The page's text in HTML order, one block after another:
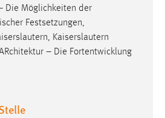
Die Möglichkeiten der
Festsetzungen,
Kaiserslautern
– Die Fortentwicklung